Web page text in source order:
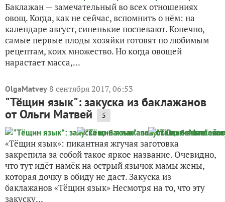
Баклажан — замечательный во всех отношениях
овощ. Когда, как не сейчас, вспомнить о нём: на
календаре август, синенькие поспевают. Конечно,
самые первые плоды хозяйки готовят по любимым
рецептам, коих множество. Но когда овощей
нарастает масса,...
OlgaMatvey 8 сентября 2017, 06:53
"Тёщин язык": закуска из баклажанов
от Ольги Матвей 5
«Тёщин язык»: пикантная жгучая заготовка
закрепила за собой такое яркое название. Очевидно,
что тут идёт намёк на острый язычок мамы жены,
которая дочку в обиду не даст. Закуска из
баклажанов «Тёщин язык» Несмотря на то, что эту
закуску...